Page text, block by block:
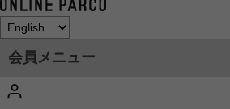
会員メニュー